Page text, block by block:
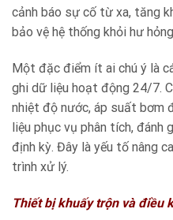
cảnh báo sự cố từ xa, tăng
bảo vệ hệ thống khỏi hư
Một đặc điểm ít ai chú ý là
ghi dữ liệu hoạt động 24/7.
nhiệt độ nước, áp suất
liệu phục vụ phân tích, đánh
định kỳ. Đây là yếu tố nâng
trình xử lý.
Thiết bị khuấy trộn và điều